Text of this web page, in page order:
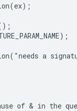
a
of & in the